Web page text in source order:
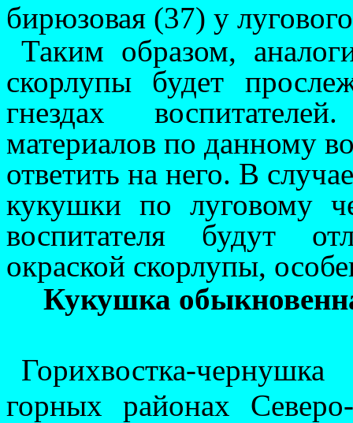
бирюзовая (37) у
Таким образом,
скорлупы будет
гнездах
материалов по данному
ответить на него. В
ку­кушки по луговому
воспитателя будут
окраской скорлупы,
Кукушка
Горихвостка-
горных районах